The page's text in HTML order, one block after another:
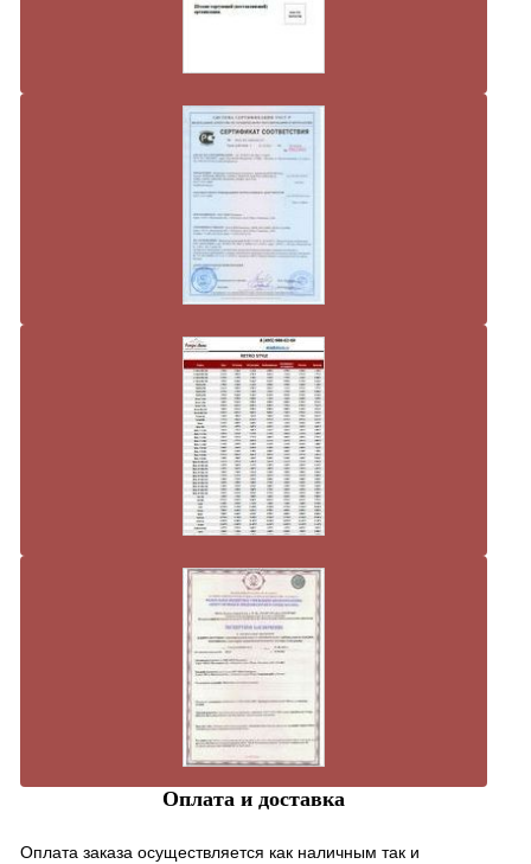
Оплата и доставка
Оплата заказа осуществляется как наличным так и